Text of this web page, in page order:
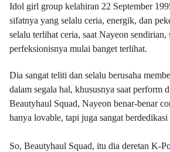
Idol girl group kelahiran 22 September
sifatnya yang selalu ceria, energik, dan
selalu terlihat ceria, saat Nayeon sendirian,
perfeksionisnya mulai banget terlihat.
Dia sangat teliti dan selalu berusaha
dalam segala hal, khususnya saat perform
Beautyhaul Squad, Nayeon benar-benar
hanya lovable, tapi juga sangat berdedikasi
So, Beautyhaul Squad, itu dia deretan K-